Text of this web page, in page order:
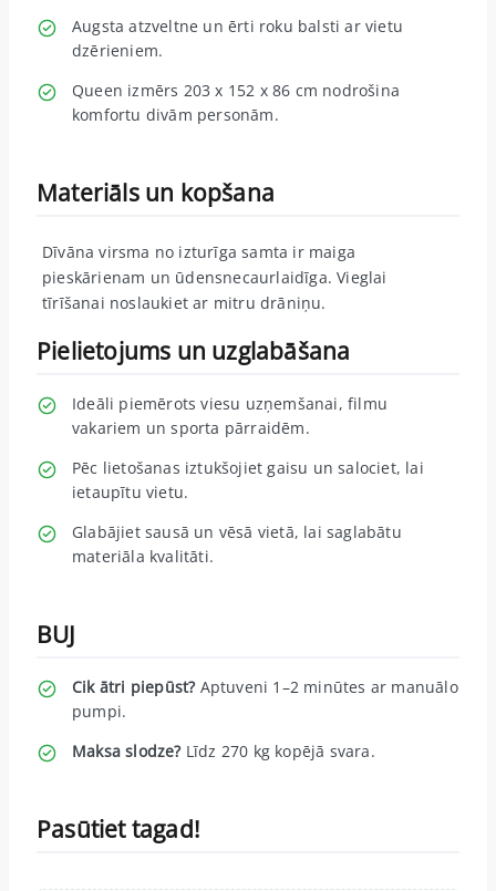
Augsta atzveltne un ērti roku balsti ar vietu
dzērieniem.
Queen izmērs 203 x 152 x 86 cm nodrošina
komfortu divām personām.
Materiāls un kopšana
Dīvāna virsma no izturīga samta ir maiga
pieskārienam un ūdensnecaurlaidīga. Vieglai
tīrīšanai noslaukiet ar mitru drāniņu.
Pielietojums un uzglabāšana
Ideāli piemērots viesu uzņemšanai, filmu
vakariem un sporta pārraidēm.
Pēc lietošanas iztukšojiet gaisu un salociet, lai
ietaupītu vietu.
Glabājiet sausā un vēsā vietā, lai saglabātu
materiāla kvalitāti.
BUJ
Cik ātri piepūst?Aptuveni 1–2 minūtes ar manuālo
pumpi.
Maksa slodze?Līdz 270 kg kopējā svara.
Pasūtiet tagad!